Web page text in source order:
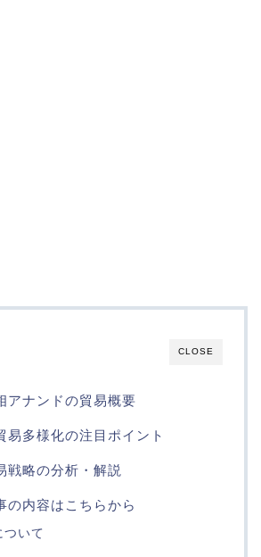
CLOSE
アナンドの貿易概要
易多様化の注目ポイント
戦略の分析・解説
の内容はこちらから
ついて